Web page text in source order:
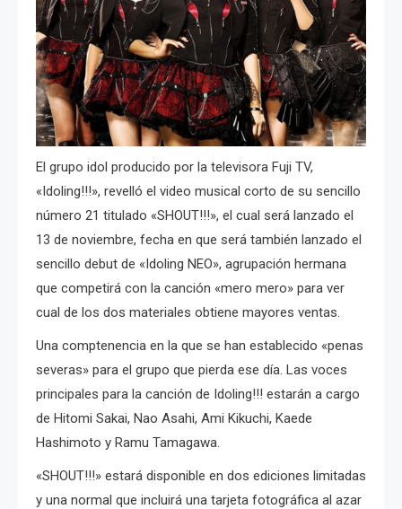
El grupo idol producido por la televisora Fuji TV,
«Idoling!!!», revelló el video musical corto de su sencillo
número 21 titulado «SHOUT!!!», el cual será lanzado el
13 de noviembre, fecha en que será también lanzado el
sencillo debut de «Idoling NEO», agrupación hermana
que competirá con la canción «mero mero» para ver
cual de los dos materiales obtiene mayores ventas.
Una comptenencia en la que se han establecido «penas
severas» para el grupo que pierda ese día. Las voces
principales para la canción de Idoling!!! estarán a cargo
de Hitomi Sakai, Nao Asahi, Ami Kikuchi, Kaede
Hashimoto y Ramu Tamagawa.
«SHOUT!!!» estará disponible en dos ediciones limitadas
y una normal que incluirá una tarjeta fotográfica al azar